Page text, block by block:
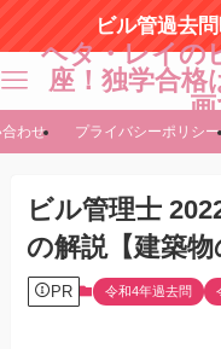
ビル管過去
ヘタ・レイの
座！独学合格
わせ プライバシーポリシー
ビル管理士
の解説【建築物
PR 令和4年過去問